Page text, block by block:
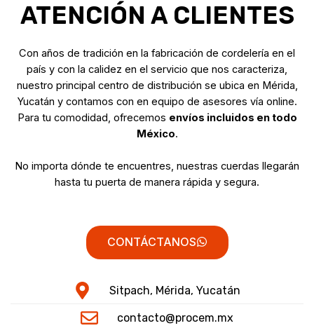
ATENCIÓN A CLIENTES
Con años de tradición en la fabricación de cordelería en el
país y con la calidez en el servicio que nos caracteriza,
nuestro principal centro de distribución se ubica en Mérida,
Yucatán y contamos con en equipo de asesores vía online.
Para tu comodidad, ofrecemos envíos incluidos en todo
México.
No importa dónde te encuentres, nuestras cuerdas llegarán
hasta tu puerta de manera rápida y segura.
CONTÁCTANOS
Sitpach, Mérida, Yucatán
contacto@procem.mx